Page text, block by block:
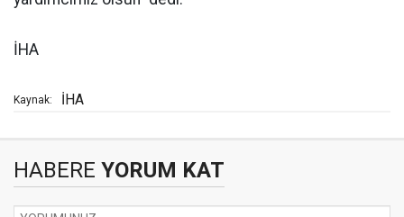
İHA
Kaynak: İHA
HABERE YORUM KAT